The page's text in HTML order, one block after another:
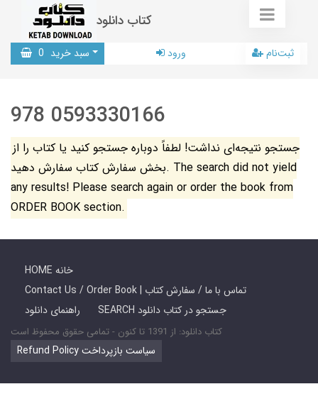
کتاب دانلود
سبد خرید 0 ورود ثبت‌نام
978 0593330166
جستجو نتیجه‌ای نداشت! لطفاً دوباره جستجو کنید یا کتاب را از
بخش سفارش کتاب سفارش دهید. The search did not yield
any results! Please search again or order the book from
ORDER BOOK section.
HOME خانه
Contact Us / Order Book | تماس با ما / سفارش کتاب
راهنمای دانلود
SEARCH جستجو در کتاب دانلود
کتاب دانلود: از 1391 تا کنون - تمامی حقوق محفوظ است
Refund Policy سیاست بازپرداخت